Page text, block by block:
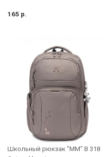
165 р.
Школьный рюкзак "MM" B 318